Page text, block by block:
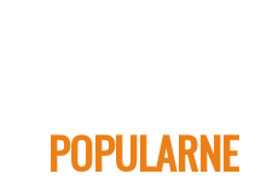
POPULARNE